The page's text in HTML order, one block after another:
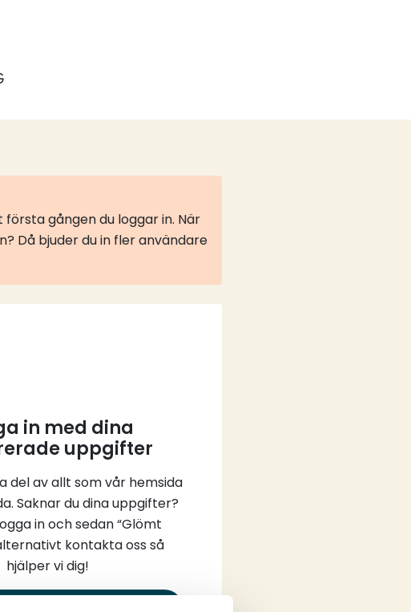
gången du loggar in. När
Då bjuder du in fler användare
in med dina
uppgifter
del av allt som vår hemsida
Saknar du dina uppgifter?
in och sedan “Glömt
kontakta oss så
hjälper vi dig!